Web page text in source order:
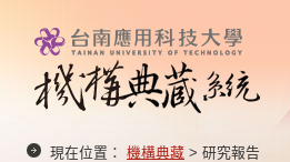
現在位置： 機構典藏 > 研究報告